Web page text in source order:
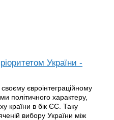
України -
євроінтеграційному
політичного характеру,
країни в бік ЄС. Таку
вибору України між